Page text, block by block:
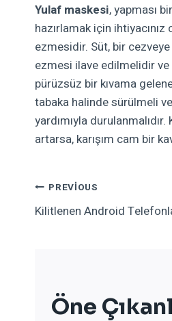
Yulaf maskesi, yapması
hazırlamak için
ezmesidir. Süt, bir cezveye
ezmesi ilave edilmelidir ve
pürüzsüz bir kıvama
tabaka halinde sürülmeli
yardımıyla
artarsa, karışım cam bir
Yazı
PREVIOUS
Kilitlenen Android
Öne